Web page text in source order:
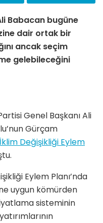
Babacan bugüne
dair ortak bir
ancak seçim
gelebileceğini
Genel Başkanı Ali
Gürçam
Değişikliği Eylem
Eylem Planı’nda
uygun kömürden
sisteminin